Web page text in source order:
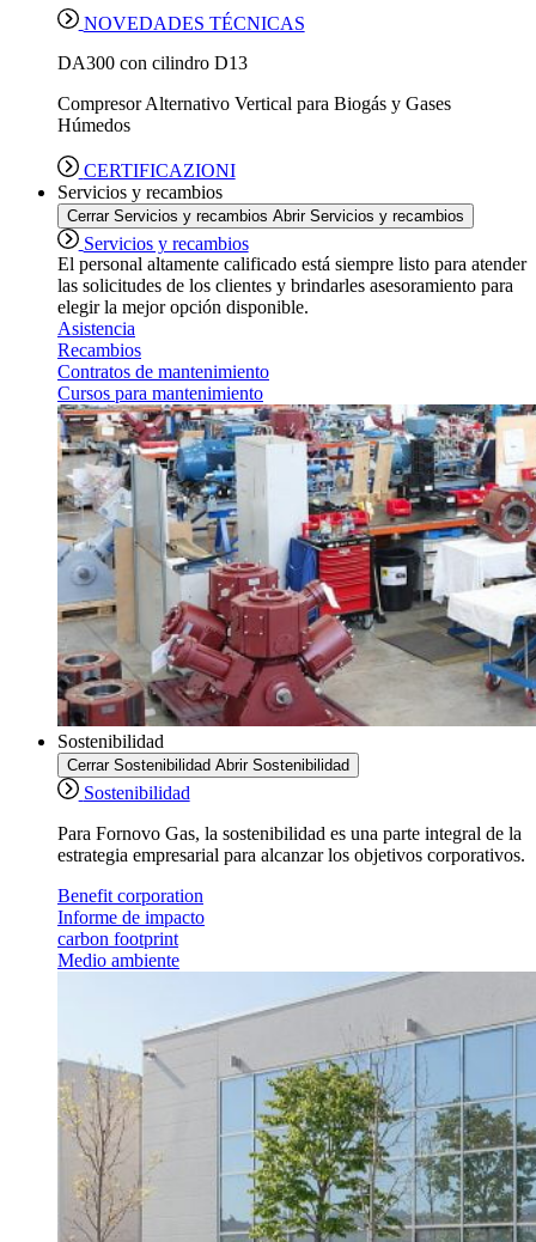
NOVEDADES TÉCNICAS
DA300 con cilindro D13
Compresor Alternativo Vertical para Biogás y Gases
Húmedos
CERTIFICAZIONI
Servicios y recambios
Cerrar Servicios y recambios Abrir Servicios y recambios
Servicios y recambios
El personal altamente calificado está siempre listo para atender
las solicitudes de los clientes y brindarles asesoramiento para
elegir la mejor opción disponible.
Asistencia
Recambios
Contratos de mantenimiento
Cursos para mantenimiento
Sostenibilidad
Cerrar Sostenibilidad Abrir Sostenibilidad
Sostenibilidad
Para Fornovo Gas, la sostenibilidad es una parte integral de la
estrategia empresarial para alcanzar los objetivos corporativos.
Benefit corporation
Informe de impacto
carbon footprint
Medio ambiente